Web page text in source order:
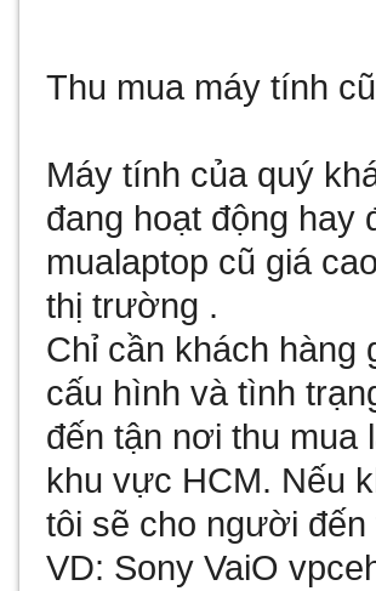
Thu mua máy tính
Máy tính của quý
đang hoạt động
mualaptop cũ giá
thị trường .
Chỉ cần khách hàng
cấu hình và tình
đến tận nơi thu mua
khu vực HCM. Nếu
tôi sẽ cho người
VD: Sony VaiO